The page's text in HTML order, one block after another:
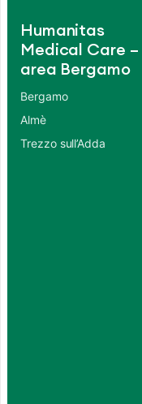
Humanitas
Medical Care –
area Bergamo
Bergamo
Almè
Trezzo sull’Adda